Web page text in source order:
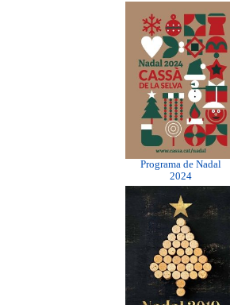
Programa de Nadal
2024